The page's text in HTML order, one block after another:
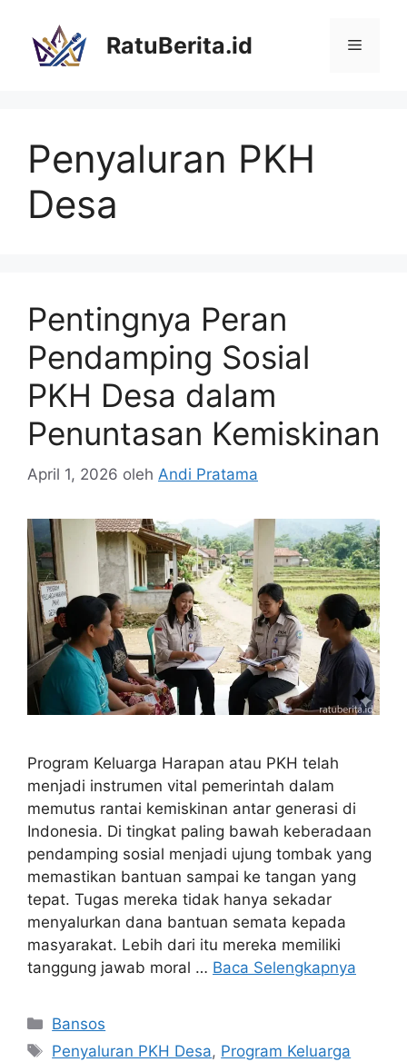
RatuBerita.id Menu
Penyaluran PKH
Desa
Pentingnya Peran
Pendamping Sosial
PKH Desa dalam
Penuntasan Kemiskinan
April 1, 2026 oleh Andi Pratama
Program Keluarga Harapan atau PKH telah
menjadi instrumen vital pemerintah dalam
memutus rantai kemiskinan antar generasi di
Indonesia. Di tingkat paling bawah keberadaan
pendamping sosial menjadi ujung tombak yang
memastikan bantuan sampai ke tangan yang
tepat. Tugas mereka tidak hanya sekadar
menyalurkan dana bantuan semata kepada
masyarakat. Lebih dari itu mereka memiliki
tanggung jawab moral … Baca Selengkapnya
Kategori
Bansos
Tag
Penyaluran PKH Desa, Program Keluarga